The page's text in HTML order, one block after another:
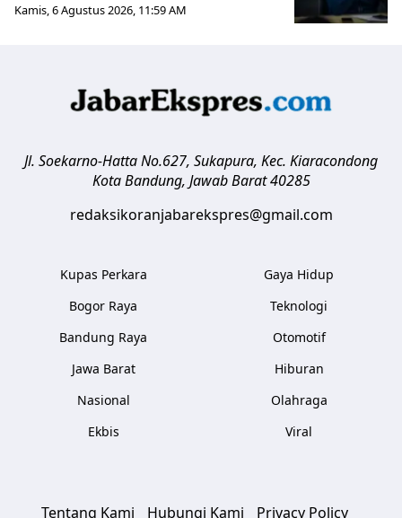
Kamis, 6 Agustus 2026, 11:59 AM
Jl. Soekarno-Hatta No.627, Sukapura, Kec. Kiaracondong
Kota Bandung, Jawab Barat 40285
redaksikoranjabarekspres@gmail.com
Kupas Perkara
Bogor Raya
Bandung Raya
Jawa Barat
Nasional
Ekbis
Gaya Hidup
Teknologi
Otomotif
Hiburan
Olahraga
Viral
Tentang Kami Hubungi Kami Privacy Policy